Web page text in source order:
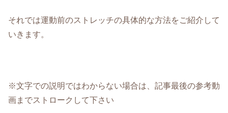
それでは運動前のストレッチの具体的な方法をご紹介して
いきます。
※文字での説明ではわからない場合は、記事最後の参考動
画までストロークして下さい